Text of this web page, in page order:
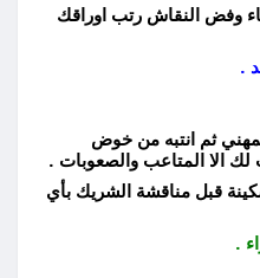
وفض النقاش رتب اوراقك
.
ثم انتبه من خوض
لك الا المتاعب والصعوبات .
قبل مناقشة الشريك بأي
.